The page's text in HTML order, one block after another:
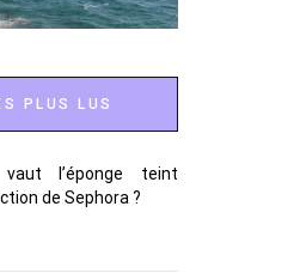
PLUS LUS
l’éponge teint
de Sephora ?